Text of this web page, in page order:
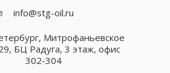
info@stg-oil.ru
Митрофаньевское
БЦ Радуга, 3 этаж, офис
302-304